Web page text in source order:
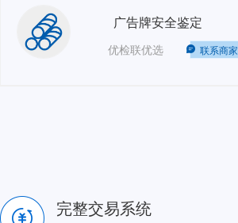
广告牌安全鉴定
优检联优选 联系商家
完整交易系统